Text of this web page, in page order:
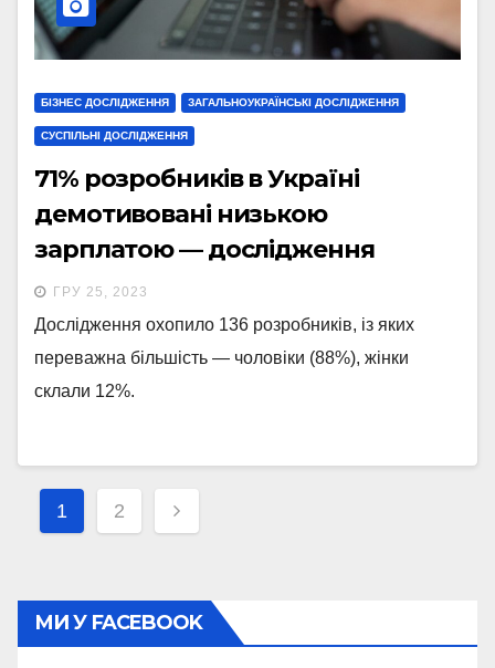
БІЗНЕС ДОСЛІДЖЕННЯ ЗАГАЛЬНОУКРАЇНСЬКІ ДОСЛІДЖЕННЯ
СУСПІЛЬНІ ДОСЛІДЖЕННЯ
71% розробників в Україні
демотивовані низькою
зарплатою — дослідження
ГРУ 25, 2023
Дослідження охопило 136 розробників, із яких
переважна більшість — чоловіки (88%), жінки
склали 12%.
Навігація
записів
1 2
МИ У FACEBOOK